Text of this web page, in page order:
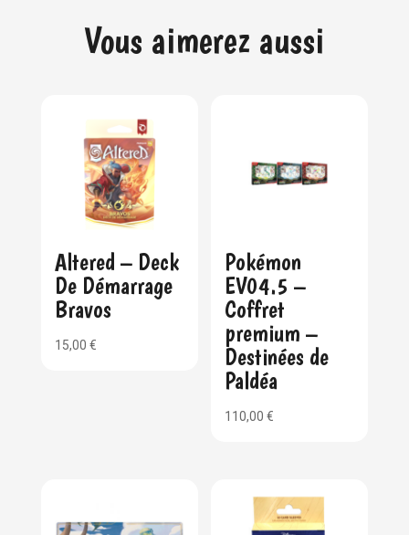
Vous aimerez aussi
Altered – Deck
De Démarrage
Bravos
15,00 €
Pokémon
EV04.5 –
Coffret
premium –
Destinées de
Paldéa
110,00€